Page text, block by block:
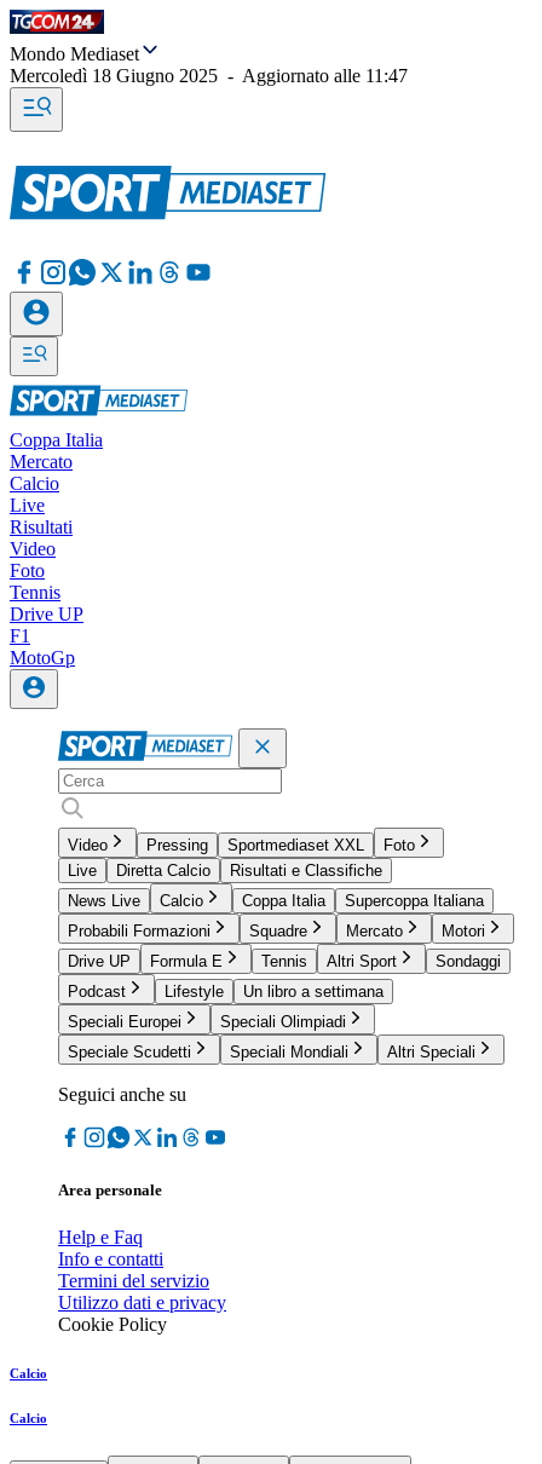
Mondo Mediaset
Mercoledì 18 Giugno 2025 - Aggiornato alle 11:47
Coppa Italia
Mercato
Calcio
Live
Risultati
Video
Foto
Tennis
Drive UP
F1
MotoGp
Video Pressing Sportmediaset XXL
Foto
Live
Diretta Calcio
Risultati e Classifiche
News Live
Calcio Coppa Italia
Supercoppa Italiana
Probabili Formazioni
Squadre Mercato
Motori
Drive UP
Formula E Tennis Altri Sport
Sondaggi
Podcast
Lifestyle
Un libro a settimana
Speciali Europei
Speciali Olimpiadi
Speciale Scudetti
Speciali Mondiali Altri Speciali
Seguici anche su
Area personale
Help e Faq
Info e contatti
Termini del servizio
Utilizzo dati e privacy
Cookie Policy
Calcio
Calcio